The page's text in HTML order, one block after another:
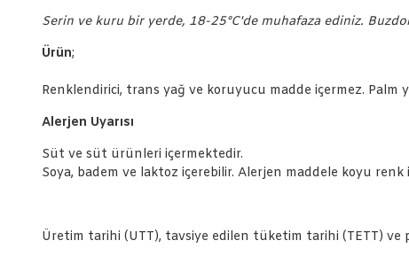
Serin ve kuru bir yerde, 18-25°C'de muhafaza ediniz.
Ürün;
Renklendirici, trans yağ ve koruyucu madde içermez. Palm
Alerjen Uyarısı
Süt ve süt ürünleri içermektedir.
Soya, badem ve laktoz içerebilir. Alerjen maddele koyu
Üretim tarihi (UTT), tavsiye edilen tüketim tarihi (TETT)